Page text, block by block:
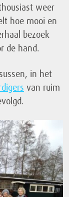
weer
hoe mooi en
bezoek
de hand.
in het
van ruim